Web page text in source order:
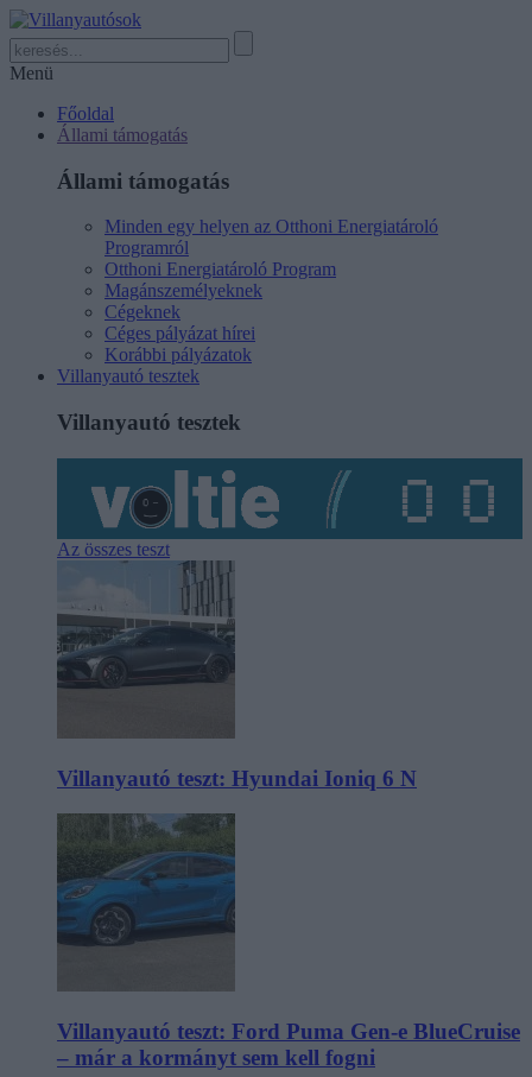
Menü
Főoldal
Állami támogatás
Állami támogatás
Minden egy helyen az Otthoni Energiatároló
Programról
Otthoni Energiatároló Program
Magánszemélyeknek
Cégeknek
Céges pályázat hírei
Korábbi pályázatok
Villanyautó tesztek
Villanyautó tesztek
Az összes teszt
Villanyautó teszt: Hyundai Ioniq 6 N
Villanyautó teszt: Ford Puma Gen-e BlueCruise
– már a kormányt sem kell fogni